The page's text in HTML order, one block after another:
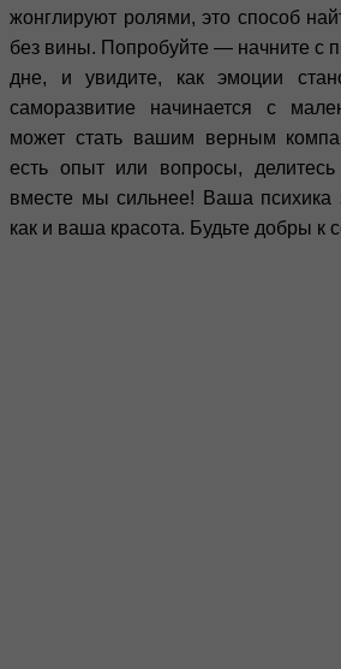
жонглируют ролями, это способ
без вины. Попробуйте — начните с
дне, и увидите, как эмоции
саморазвитие начинается с
может стать вашим верным
есть опыт или вопросы,
вместе мы сильнее! Ваша психика
как и ваша красота. Будьте добры к